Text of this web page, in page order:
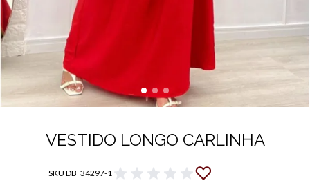
VESTIDO LONGO CARLINHA
SKU DB_34297-1